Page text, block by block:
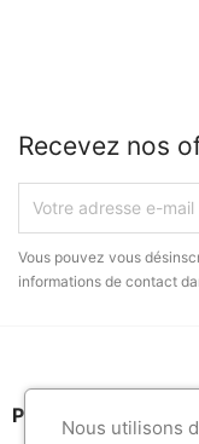
Recevez nos
Vous pouvez vous
informations de contact
PRODUITS
Nous utilisons